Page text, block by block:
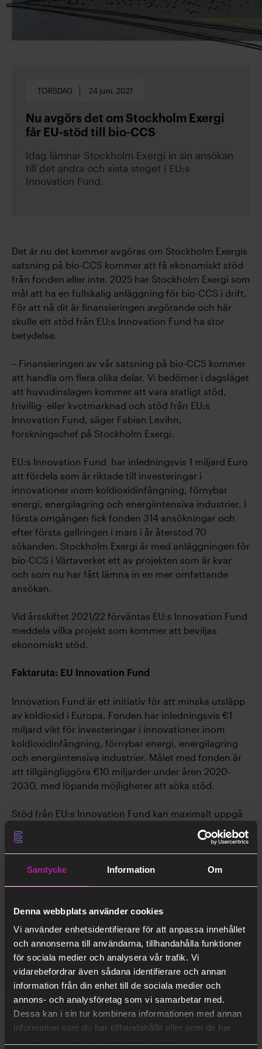
Samtycke Information Om
Denna webbplats använder cookies
Vi använder enhetsidentifierare för att anpassa innehållet
och annonserna till användarna, tillhandahålla funktioner
för sociala medier och analysera vår trafik. Vi
vidarebefordrar även sådana identifierare och annan
information från din enhet till de sociala medier och
annons- och analysföretag som vi samarbetar med.
Dessa kan i sin tur kombinera informationen med annan
information som du har tillhandahållit eller som de har
TORSDAG 24 juni, 2021
Nu avgörs det om Stockholm Exergi
får EU-stöd till bio-CCS
Idag lämnar Stockholm Exergi in sin ansökan
till det andra och sista steget i EU:s
Innovation Fund.
Det är nu det kommer avgöras om Stockholm Exergis
satsning på bio-CCS kommer att få ekonomiskt stöd
från fonden eller inte. 2025 har Stockholm Exergi som
mål att ha en fullskalig anläggning för bio-CCS i drift.
För att nå dit är finansieringen avgörande och här
skulle ett stöd från EU:s Innovation Fund ha stor
betydelse.
– Finansieringen av vår satsning på bio-CCS kommer
att handla om flera olika delar. Vi bedömer i dagsläget
att huvudinslagen kommer att vara statligt stöd,
frivillig- eller kvotmarknad och stöd från EU:s
Innovation Fund, säger Fabian Levihn,
forskningschef på Stockholm Exergi.
EU:s Innovation Fund har inledningsvis 1 miljard Euro
att fördela som är riktade till investeringar i
innovationer inom koldioxidinfångning, förnybar
energi, energilagring och energiintensiva industrier. I
första omgången fick fonden 314 ansökningar och
efter första gallringen i mars i år återstod 70
sökanden. Stockholm Exergi är med anläggningen för
bio-CCS i Värtaverket ett av projekten som är kvar
och som nu har fått lämna in en mer omfattande
ansökan.
Vid årsskiftet 2021/22 förväntas EU:s Innovation Fund
meddela vilka projekt som kommer att beviljas
ekonomiskt stöd.
Faktaruta: EU Innovation Fund
Innovation Fund är ett initiativ för att minska utsläpp
av koldioxid i Europa. Fonden har inledningsvis €1
miljard vikt för investeringar i innovationer inom
koldioxidinfångning, förnybar energi, energilagring
och energiintensiva industrier. Målet med fonden är
att tillgängliggöra €10 miljarder under åren 2020-
2030, med löpande möjligheter att söka stöd.
Stöd från EU:s Innovation Fund kan maximalt uppgå
till 60 procent av projektets så kallade relevanta
kostnader (”Relevant costs”) under tio år.
Webb:
https://ec.europa.eu/clima/policies/innovation-
Senast uppdaterad
Thomas Gibson
2021-06-24